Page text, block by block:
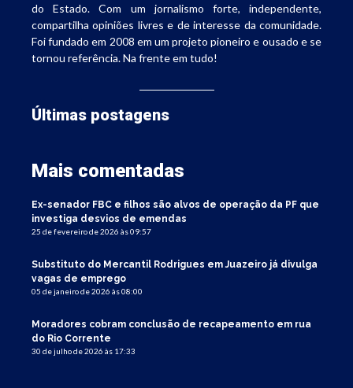
do Estado. Com um jornalismo forte, independente,
compartilha opiniões livres e de interesse da comunidade.
Foi fundado em 2008 em um projeto pioneiro e ousado e se
tornou referência. Na frente em tudo!
Últimas postagens
Mais comentadas
Ex-senador FBC e filhos são alvos de operação da PF que
investiga desvios de emendas
25 de fevereiro de 2026 às 09:57
Substituto do Mercantil Rodrigues em Juazeiro já divulga
vagas de emprego
05 de janeiro de 2026 às 08:00
Moradores cobram conclusão de recapeamento em rua
do Rio Corrente
30 de julho de 2026 às 17:33